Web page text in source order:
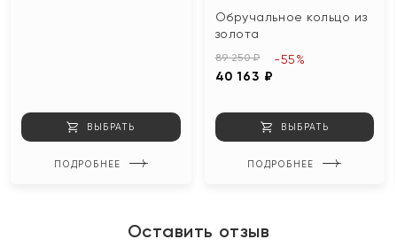
ВЫБРАТЬ
ПОДРОБНЕЕ
Обручальное кольцо из
золота
89 250 ₽
40 163 ₽
-55%
ВЫБРАТЬ
ПОДРОБНЕЕ
Оставить отзыв